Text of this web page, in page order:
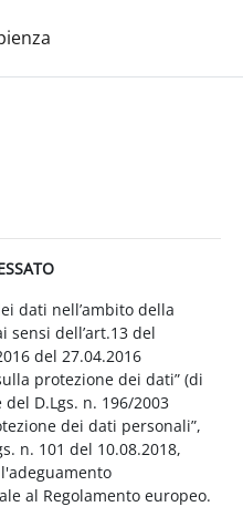
dati nell’ambito della
sensi dell’art.13 del
del 27.04.2016
protezione dei dati” (di
del D.Lgs. n. 196/2003
dei dati personali”,
n. 101 del 10.08.2018,
al Regolamento europeo.